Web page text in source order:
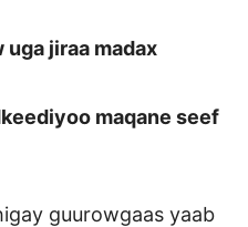
jiraa madax
maqane seef
guurowgaas yaab